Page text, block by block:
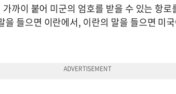
까이 붙어 미군의 엄호를 받을 수 있는 항
을 들으면 이란에서, 이란의 말을 들으면 미